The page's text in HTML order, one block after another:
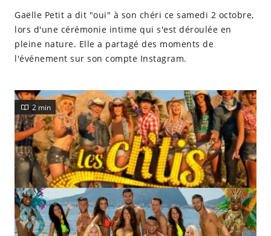
Gaëlle Petit a dit "oui" à son chéri ce samedi 2 octobre,
lors d'une cérémonie intime qui s'est déroulée en
pleine nature. Elle a partagé des moments de
l'événement sur son compte Instagram.
2 min